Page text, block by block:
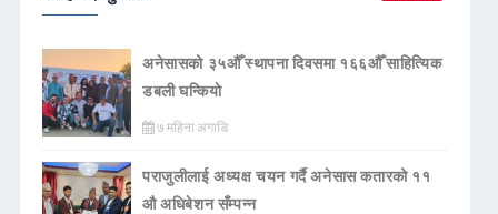
अनेसासको ३५औँ स्थापना दिवसमा १६६औँ साहित्यिक
डबली घन्कियाे
७ महिना अगाडि
पराजुलीलाई अध्यक्ष चयन गर्दै अनेसास कतारको ११
औ अधिबेशन सँम्पन्न